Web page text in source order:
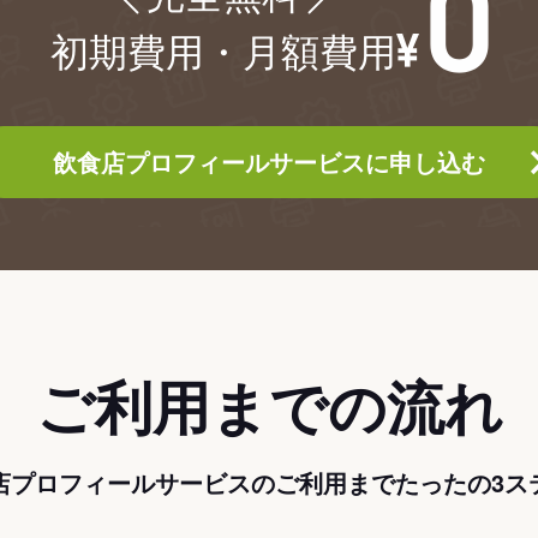
初期費用・月額費用
飲食店プロフィールサービスに申し込む
ご利用までの流れ
プロフィールサービスのご利用までたったの3ス